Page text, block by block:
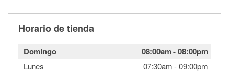
Horario de tienda
Domingo 08:00am-08:00pm
Lunes 07:30am -09:00pm